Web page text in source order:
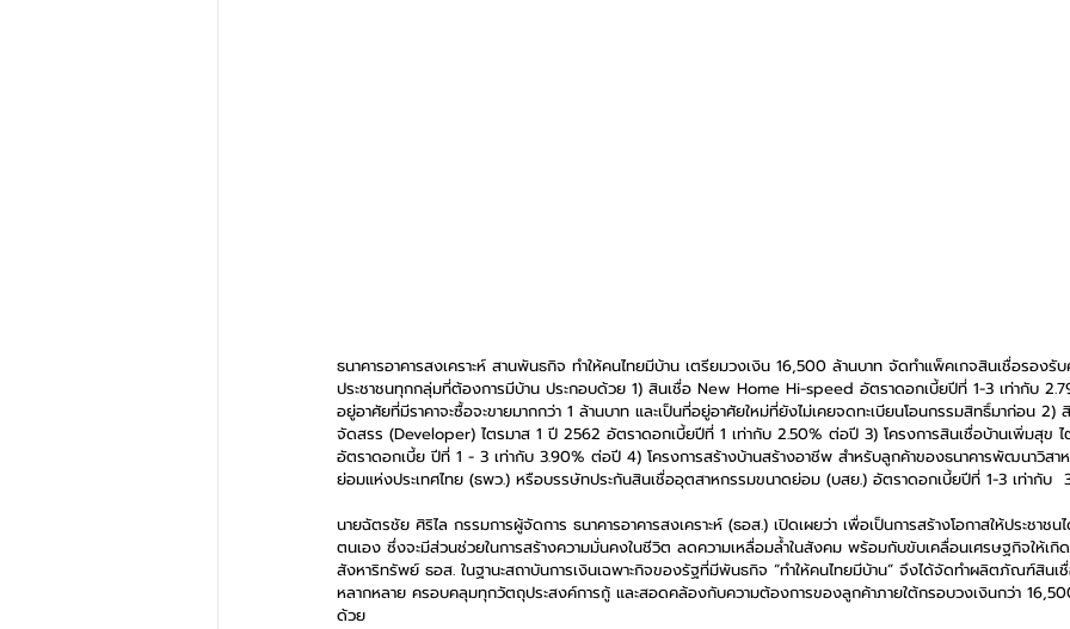
ธนาคารอาคารสงเคราะห์ สานพันธกิจ ทำให้คนไทยมีบ้าน เตรียมวงเงิน 16,500 ล้านบาท จัดทำแพ็คเกจสินเชื่อรองรั
ประชาชนทุกกลุ่มที่ต้องการมีบ้าน ประกอบด้วย 1) สินเชื่อ New Home Hi-speed อัตราดอกเบี้ยปีที่ 1-3 เท่ากับ
อยู่อาศัยที่มีราคาจะซื้อจะขายมากกว่า 1 ล้านบาท และเป็นที่อยู่อาศัยใหม่ที่ยังไม่เคยจดทะเบียนโอนกรรมสิทธิ์มาก่อน 2)
จัดสรร (Developer) ไตรมาส 1 ปี 2562 อัตราดอกเบี้ยปีที่ 1 เท่ากับ 2.50% ต่อปี 3) โครงการสินเชื่อบ้านเพิ่มสุข
อัตราดอกเบี้ย ปีที่ 1 - 3 เท่ากับ 3.90% ต่อปี 4) โครงการสร้างบ้านสร้างอาชีพ สำหรับลูกค้าของธนาคารพัฒนาวิสา
ย่อมแห่งประเทศไทย (ธพว.) หรือบรรษัทประกันสินเชื่ออุตสาหกรรมขนาดย่อม (บสย.) อัตราดอกเบี้ยปีที่ 1-3 เท่ากับ
นายฉัตรชัย ศิริไล กรรมการผู้จัดการ ธนาคารอาคารสงเคราะห์ (ธอส.) เปิดเผยว่า เพื่อเป็นการสร้างโอกาสให้ประชาช
ตนเอง ซึ่งจะมีส่วนช่วยในการสร้างความมั่นคงในชีวิต ลดความเหลื่อมล้ำในสังคม พร้อมกับขับเคลื่อนเศรษฐกิจให้เกิ
สังหาริทรัพย์ ธอส. ในฐานะสถาบันการเงินเฉพาะกิจของรัฐที่มีพันธกิจ “ทำให้คนไทยมีบ้าน” จึงได้จัดทำผลิตภัณฑ์สินเ
หลากหลาย ครอบคลุมทุกวัตถุประสงค์การกู้ และสอดคล้องกับความต้องการของลูกค้าภายใต้กรอบวงเงินกว่า
ด้วย